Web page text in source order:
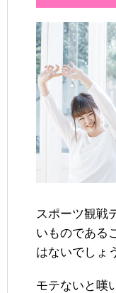
スポーツ観戦
いものである
はないでしょ
モテないと嘆